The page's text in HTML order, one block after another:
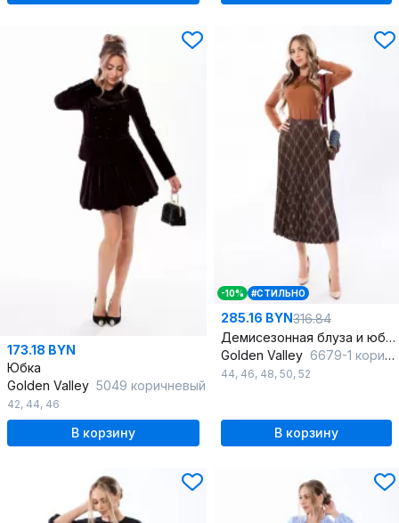
173.18 BYN
Юбка
Golden Valley 5049 коричневый
42, 44, 46
В корзину
-10% #СТИЛЬНО
285.16 BYN316.84
Демисезонная блуза и юбка плиссированные со складками
Golden Valley 6679-1 коричневый
44, 46, 48, 50, 52
В корзину